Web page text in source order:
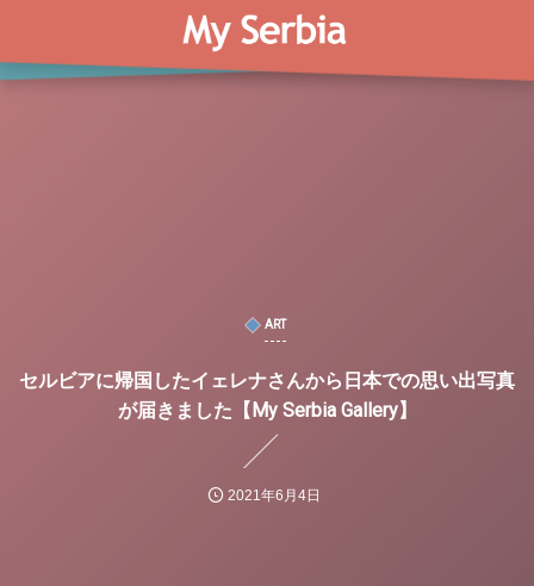
ART
セルビアに帰国したイェレナさんから日本での思い出写真
が届きました【My Serbia Gallery】
2021年6月4日